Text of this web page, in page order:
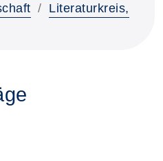
Literaturkreis,